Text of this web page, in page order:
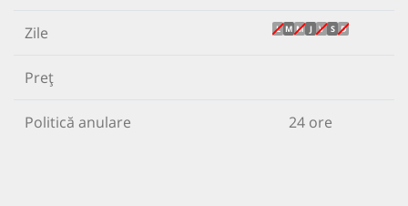
Zile L M M J V S D
Preț
Politică anulare 24 ore